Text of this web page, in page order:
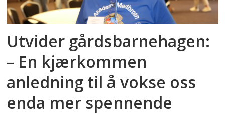
Utvider gårdsbarnehagen:
– En kjærkommen
anledning til å vokse oss
enda mer spennende